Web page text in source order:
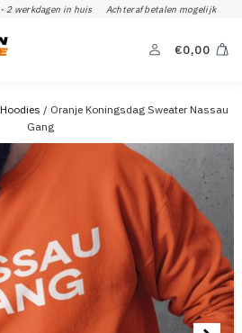
2 werkdagen in huis Achteraf betalen mogelijk
€0,00
/ Oranje Koningsdag Sweater Nassau
Gang